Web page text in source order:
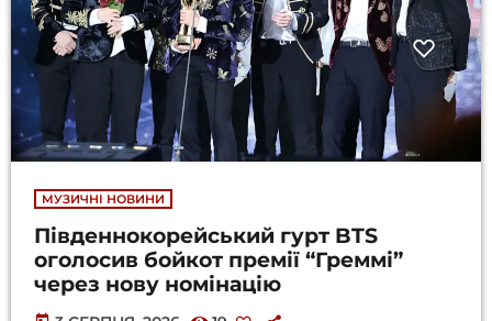
МУЗИЧНІ НОВИНИ
Південнокорейський гурт BTS
оголосив бойкот премії “Греммі”
через нову номінацію